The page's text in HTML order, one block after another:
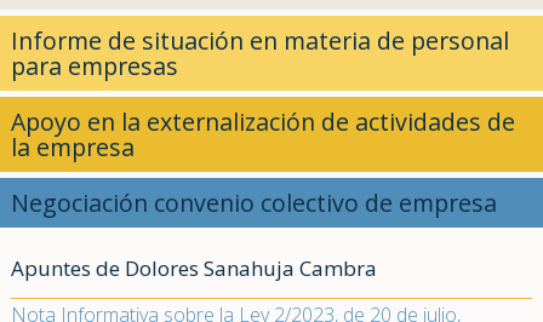
Informe de situación en materia de personal
para empresas
Apoyo en la externalización de actividades de
la empresa
Negociación convenio colectivo de empresa
Apuntes de Dolores Sanahuja Cambra
Nota Informativa sobre la Ley 2/2023, de 20 de julio,